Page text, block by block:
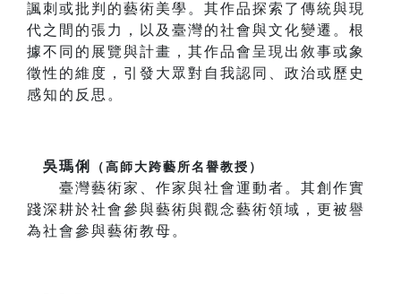
諷刺或批判的藝術美學。其作品探索了傳統與現
代之間的張力，以及臺灣的社會與文化變遷。根
據不同的展覽與計畫，其作品會呈現出敘事或象
徵性的維度，引發大眾對自我認同、政治或歷史
感知的反思。
吳瑪俐 （高師大跨藝所名譽教授）
臺灣藝術家、作家與社會運動者。其創作實
踐深耕於社會參與藝術與觀念藝術領域，更被譽
為社會參與藝術教母。